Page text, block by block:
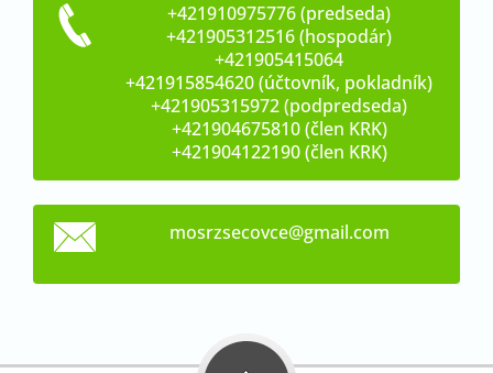
+421910975776 (predseda)
+421905312516 (hospodár)
+421905415064
+421915854620 (účtovník, pokladník)
+421905315972 (podpredseda)
+421904675810 (člen KRK)
+421904122190 (člen KRK)
mosrzsecovce@gmail.com